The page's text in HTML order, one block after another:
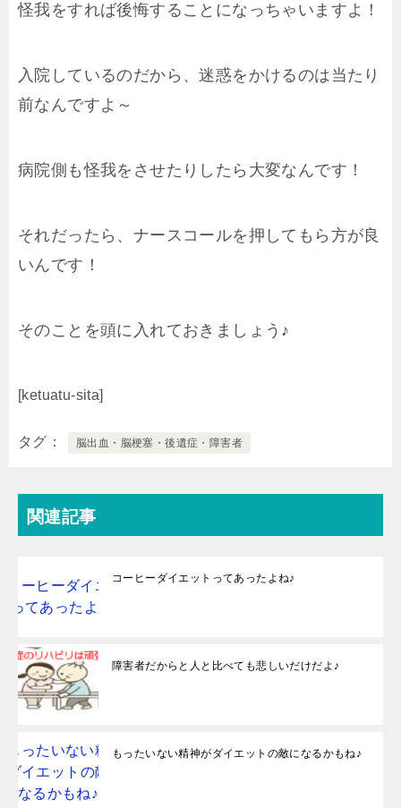
怪我をすれば後悔することになっちゃいますよ！
入院しているのだから、迷惑をかけるのは当たり
前なんですよ～
病院側も怪我をさせたりしたら大変なんです！
それだったら、ナースコールを押してもら方が良
いんです！
そのことを頭に入れておきましょう♪
[ketuatu-sita]
タグ 脳出血・脳梗塞・後遺症・障害者
関連記事
コーヒーダイエットってあったよね♪
障害者だからと人と比べても悲しいだけだよ♪
もったいない精神がダイエットの敵になるかもね♪